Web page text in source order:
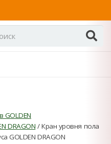
GOLDEN
DRAGON / Кран уровня пола
GOLDEN DRAGON